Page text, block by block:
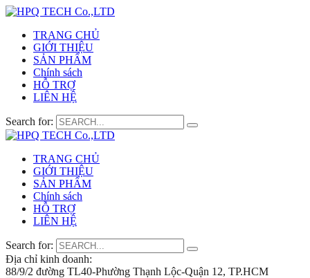
TRANG CHỦ
GIỚI THIỆU
SẢN PHẨM
Chính sách
HỖ TRỢ
LIÊN HỆ
Search for:
TRANG CHỦ
GIỚI THIỆU
SẢN PHẨM
Chính sách
HỖ TRỢ
LIÊN HỆ
Search for:
Địa chỉ kinh doanh:
88/9/2 đường TL40-Phường Thạnh Lộc-Quận 12, TP.HCM